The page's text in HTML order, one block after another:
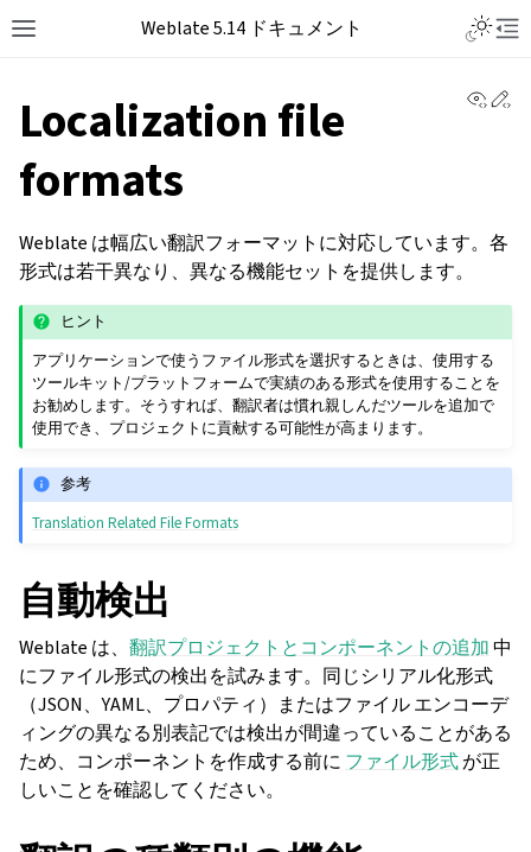
Weblate 5.14 ドキュメント
Localization file
formats
Weblate は幅広い翻訳フォーマットに対応しています。各
形式は若干異なり、異なる機能セットを提供します。
ヒント
アプリケーションで使うファイル形式を選択するときは、使用する
ツールキット/プラットフォームで実績のある形式を使用することを
お勧めします。そうすれば、翻訳者は慣れ親しんだツールを追加で
使用でき、プロジェクトに貢献する可能性が高まります。
参考
Translation Related File Formats
自動検出
Weblate は、 翻訳プロジェクトとコンポーネントの追加中
にファイル形式の検出を試みます。同じシリアル化形式
（JSON、YAML、プロパティ）またはファイル エンコーデ
ィングの異なる別表記では検出が間違っていることがある
ため、コンポーネントを作成する前に ファイル形式が正
しいことを確認してください。